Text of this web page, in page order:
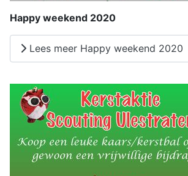
Happy weekend 2020
Lees meer Happy weekend 2020